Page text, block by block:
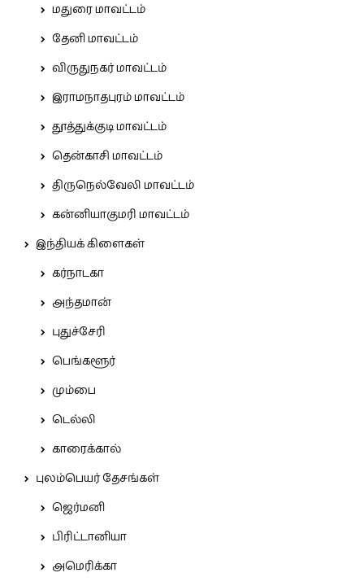
மதுரை மாவட்டம்
தேனி மாவட்டம்
விருதுநகர் மாவட்டம்
இராமநாதபுரம் மாவட்டம்
தூத்துக்குடி மாவட்டம்
தென்காசி மாவட்டம்
திருநெல்வேலி மாவட்டம்
கன்னியாகுமரி மாவட்டம்
இந்தியக் கிளைகள்
கர்நாடகா
அந்தமான்
புதுச்சேரி
பெங்களூர்
மும்பை
டெல்லி
காரைக்கால்
புலம்பெயர் தேசங்கள்
ஜெர்மனி
பிரிட்டானியா
அமெரிக்கா